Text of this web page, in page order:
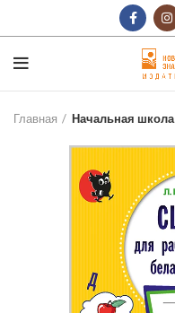
Главная Начальная школа